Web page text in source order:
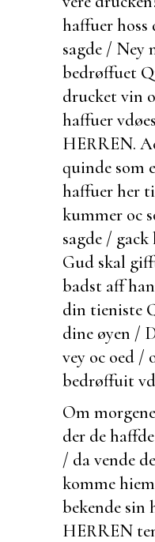
haffuer hoss
sagde / Ney
bedrøffuet
drucket vin
haffuer
HERREN.
quinde som
haffuer her
kummer oc
sagde / gack
Gud skal
badst aff
din tieniste
dine øyen /
vey oc oed /
bedrøffuit
Om
der de
/ da vende
komme
bekende sin
HERREN